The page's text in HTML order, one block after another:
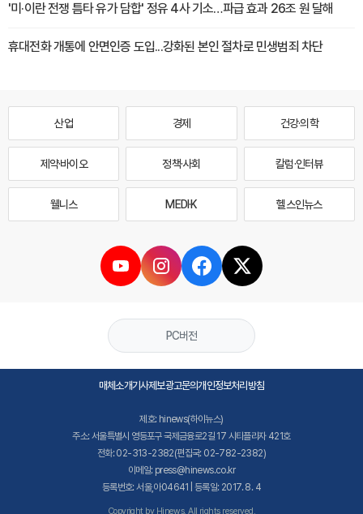
'미·이란 전쟁 틈타 유가 담합' 정유 4사 기소…파급 효과 26조 원 달해
휴대전화 개통에 안면인증 도입...강화된 본인 절차로 민생범죄 차단
산업 경제 건강·의학
제약·바이오 정책·사회 칼럼·인터뷰
웰니스 MEDI·K 헬스인뉴스
PC버전
매체소개기사제보광고문의개인정보처리방침
제호: hinews(하이뉴스)
주소: 서울특별시 영등포구 국제금융로2길 17 시티플라자 421호
전화: 02-313-2382(편집국: 02-782-2382)
이메일: press@hinews.co.kr
등록번호: 서울,아04641 | 등록일: 2017. 8. 4
Copyright by Hinews. All rights reserved.